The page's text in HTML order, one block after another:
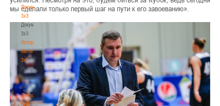
Документы
3х3
Документы
3х3
История
баскетбола
3х3
История
баскетбола
3х3
Детская
лига
мы сделали только первый шаг на пути к его завоеванию».